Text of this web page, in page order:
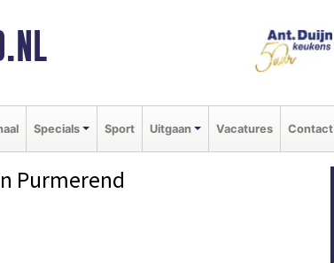
Specials Sport Uitgaan Vacatures Contact
Purmerend